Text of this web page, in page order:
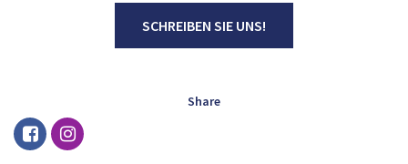
SCHREIBEN SIE UNS!
Share